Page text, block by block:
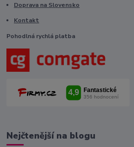
Doprava na Slovensko
Kontakt
Pohodlná rychlá platba
Nejčtenější na blogu